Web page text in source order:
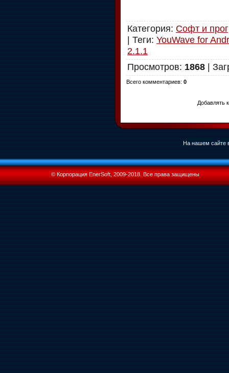
Категория: Софт и
| Теги: YouWave for
2.1.1
Просмотров: 1868 |
Всего комментариев: 0
Добавлять
На нашем сайте
© Корпорация EnerSoft, 2009-2018. Все права защищены